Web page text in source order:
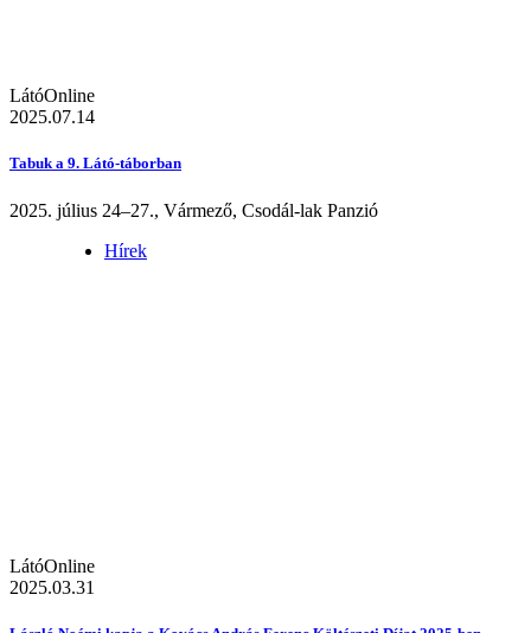
LátóOnline
2025.07.14
Tabuk a 9. Látó-táborban
2025. július 24–27., Vármező, Csodál-lak Panzió
Hírek
LátóOnline
2025.03.31